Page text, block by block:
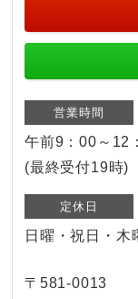
営業時間
午前9：00～
(最終受付19時)
定休日
日曜・祝日・木
〒581-0013